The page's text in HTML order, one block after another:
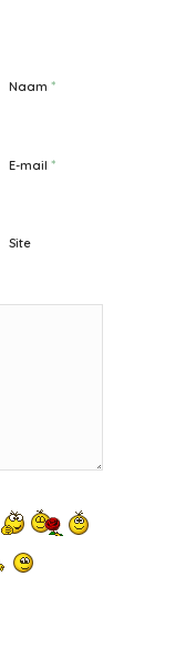
Naam *
E-mail *
Site